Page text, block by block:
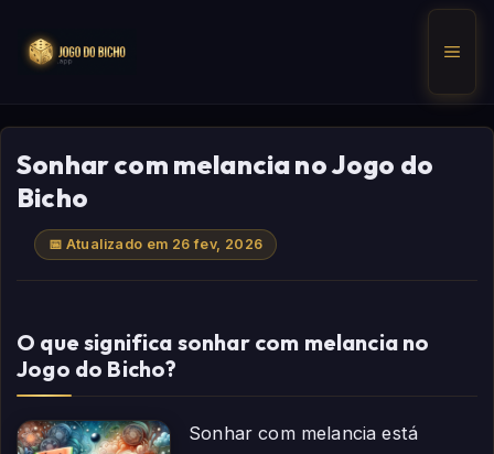
para
Sonhar com melancia no Jogo do
Bicho
📅 Atualizado em 26 fev, 2026
O que significa sonhar com melancia no
Jogo do Bicho?
Sonhar com melancia está